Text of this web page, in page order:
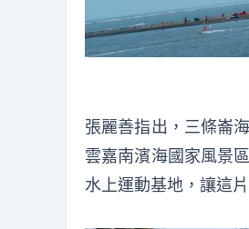
張麗善指出，三條崙
雲嘉南濱海國家風景
水上運動基地，讓這